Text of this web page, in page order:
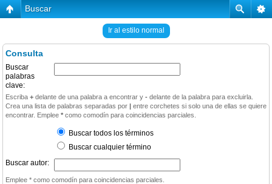
Buscar
Ir al estilo normal
Consulta
Buscar
palabras
clave:
Escriba + delante de una palabra a encontrar y - delante de la palabra para excluirla.
Crea una lista de palabras separadas por | entre corchetes si solo una de ellas se quiere
encontrar. Emplee * como comodín para coincidencias parciales.
Buscar todos los términos
Buscar cualquier término
Buscar autor:
Emplee * como comodín para coincidencias parciales.